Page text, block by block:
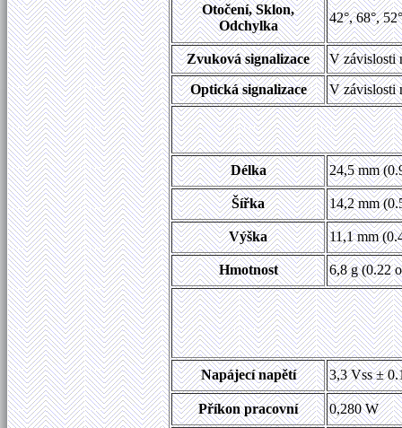
Otočení, Sklon,
Odchylka
42°, 68°, 52°
Zvuková signalizace
V závislosti
Optická signalizace
V závislosti
Délka 24,5 mm
Šířka 14,2 mm
Výška 11,1 mm
Hmotnost 6,8 g (0.22
Napájecí napětí 3,3 Vss ±
Příkon pracovní
0,280 W